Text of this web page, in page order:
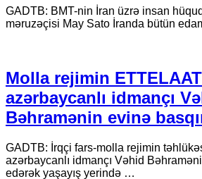
GADTB: BMT-nin İran üzrə insan
məruzəçisi May Sato İranda bütün
Molla rejimin
azərbaycanlı idmançı
Bəhramənin evinə
GADTB: İrqçi fars-molla rejimin
azərbaycanlı idmançı Vəhid
edərək yaşayış yerində …